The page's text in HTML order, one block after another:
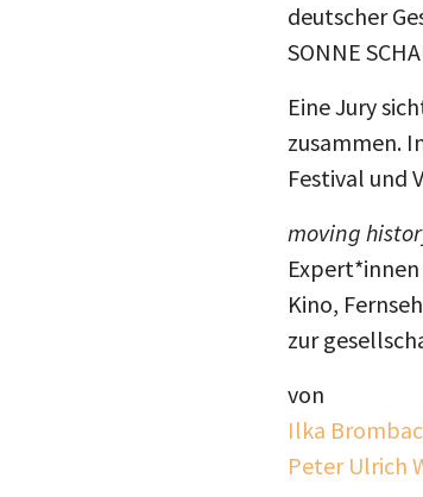
deutscher
SONNE
Eine Jury
zusammen.
Festival und
moving
Kino,
zur
von
Ilka
Peter Ulrich